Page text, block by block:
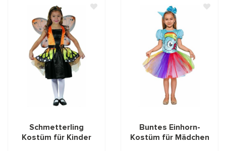
Schmetterling
Kostüm für Kinder
Buntes Einhorn-
Kostüm für Mädchen